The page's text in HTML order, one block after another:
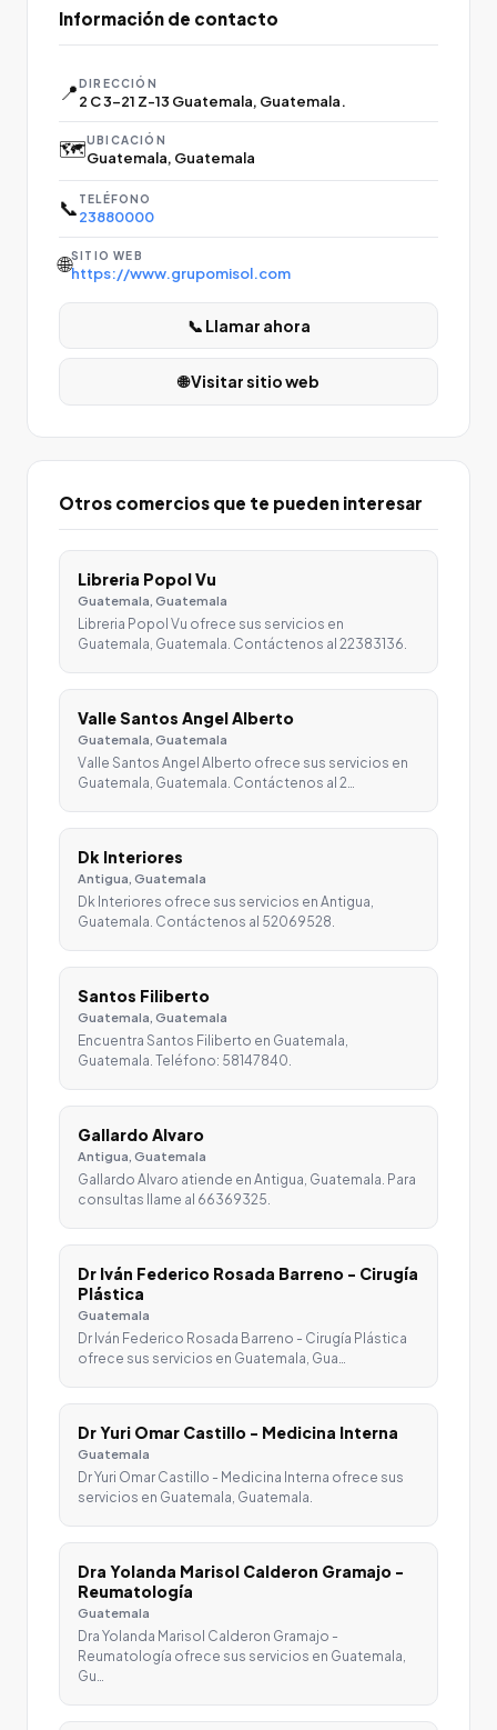
Información de contacto
📍DIRECCIÓN
2 C 3-21 Z-13 Guatemala, Guatemala.
🗺️UBICACIÓN
Guatemala, Guatemala
📞 TELÉFONO
23880000
🌐SITIO WEB
https://www.grupomisol.com
📞 Llamar ahora
🌐 Visitar sitio web
Otros comercios que te pueden interesar
Libreria Popol Vu
Guatemala, Guatemala
Libreria Popol Vu ofrece sus servicios en
Guatemala, Guatemala. Contáctenos al 22383136.
Valle Santos Angel Alberto
Guatemala, Guatemala
Valle Santos Angel Alberto ofrece sus servicios en
Guatemala, Guatemala. Contáctenos al 2…
Dk Interiores
Antigua, Guatemala
Dk Interiores ofrece sus servicios en Antigua,
Guatemala. Contáctenos al 52069528.
Santos Filiberto
Guatemala, Guatemala
Encuentra Santos Filiberto en Guatemala,
Guatemala. Teléfono: 58147840.
Gallardo Alvaro
Antigua, Guatemala
Gallardo Alvaro atiende en Antigua, Guatemala. Para
consultas llame al 66369325.
Dr Iván Federico Rosada Barreno - Cirugía
Plástica
Guatemala
Dr Iván Federico Rosada Barreno - Cirugía Plástica
ofrece sus servicios en Guatemala, Gua…
Dr Yuri Omar Castillo - Medicina Interna
Guatemala
Dr Yuri Omar Castillo - Medicina Interna ofrece sus
servicios en Guatemala, Guatemala.
Dra Yolanda Marisol Calderon Gramajo -
Reumatología
Guatemala
Dra Yolanda Marisol Calderon Gramajo -
Reumatología ofrece sus servicios en Guatemala,
Gu…